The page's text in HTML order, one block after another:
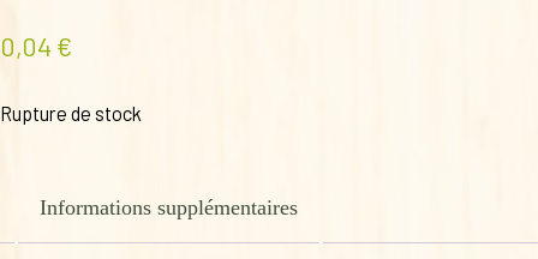
0,04 €
Rupture de stock
Informations supplémentaires